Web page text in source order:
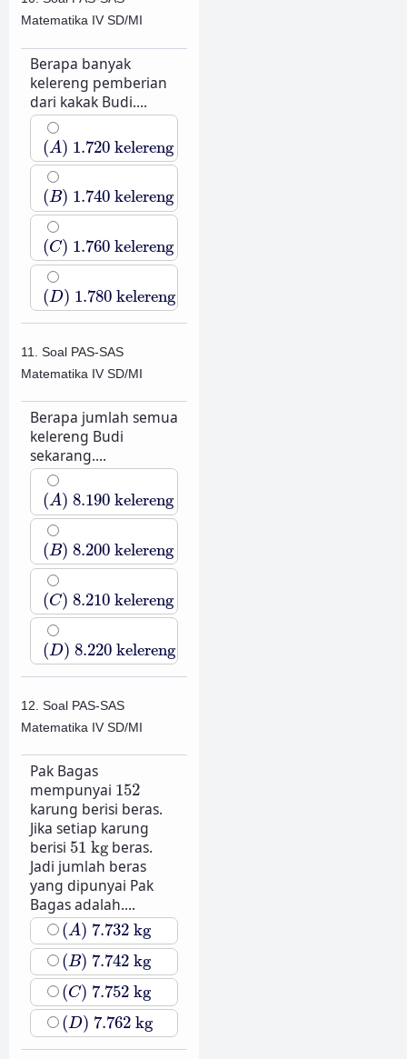
Matematika IV SD/MI
Berapa banyak
kelereng pemberian
dari kakak Budi....
(A) 1.720 kelereng
(A) 1.720 kelereng
(B) 1.740 kelereng
(B) 1.740 kelereng
(C) 1.760 kelereng
(C) 1.760 kelereng
(D) 1.780 kelereng
(D) 1.780 kelereng
11. Soal PAS-SAS
Matematika IV SD/MI
Berapa jumlah semua
kelereng Budi
sekarang....
(A) 8.190 kelereng
(A) 8.190 kelereng
(B) 8.200 kelereng
(B) 8.200 kelereng
(C) 8.210 kelereng
(C) 8.210 kelereng
(D) 8.220 kelereng
(D) 8.220 kelereng
12. Soal PAS-SAS
Matematika IV SD/MI
Pak Bagas
mempunyai 152
152
karung berisi beras.
Jika setiap karung
berisi 51 kg
51kgberas.
Jadi jumlah beras
yang dipunyai Pak
Bagas adalah....
(A) 7.732 kg
(A)7.732kg
(B) 7.742 kg
(B)7.742kg
(C) 7.752 kg
(C)7.752kg
(D) 7.762 kg
(D)7.762kg